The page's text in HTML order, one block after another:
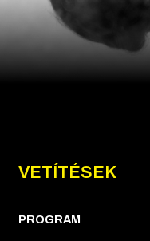
VETÍTÉSEK
PROGRAM